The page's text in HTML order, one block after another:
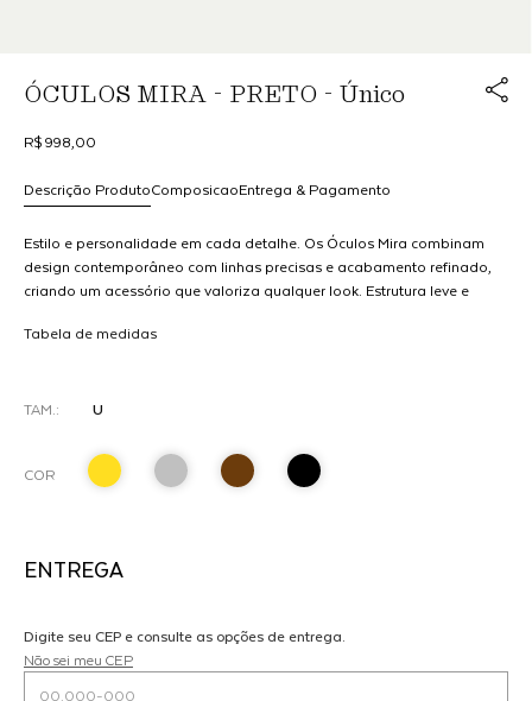
ÓCULOS MIRA - PRETO - Único
Link
R$ 998,00
Composicao
Descrição Produto Entrega & Pagamento
Estilo e personalidade em cada detalhe. Os Óculos Mira combinam
design contemporâneo com linhas precisas e acabamento refinado,
criando um acessório que valoriza qualquer look. Estrutura leve e
moderno adiciona atitude e sofisticação. Esta peça faz parte do
Tabela de medidas
TAM.: U
COR
ENTREGA
Digite seu CEP e consulte as opções de entrega.
Não sei meu CEP